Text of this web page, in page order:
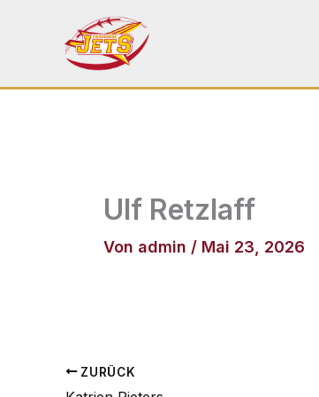
Ulf Retzlaff
Von admin / Mai 23, 2026
ZURÜCK